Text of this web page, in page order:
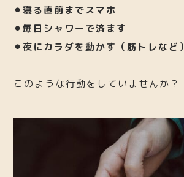
⚫︎寝る直前までスマホ
⚫︎毎日シャワーで済ます
⚫︎夜にカラダを動かす（筋トレなど）
このような行動をしていませんか？